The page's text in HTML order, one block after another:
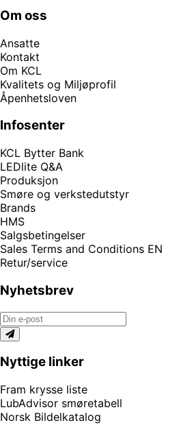
Om oss
Ansatte
Kontakt
Om KCL
Kvalitets og Miljøprofil
Åpenhetsloven
Infosenter
KCL Bytter Bank
LEDlite Q&A
Produksjon
Smøre og verkstedutstyr
Brands
HMS
Salgsbetingelser
Sales Terms and Conditions EN
Retur/service
Nyhetsbrev
Nyttige linker
Fram krysse liste
LubAdvisor smøretabell
Norsk Bildelkatalog